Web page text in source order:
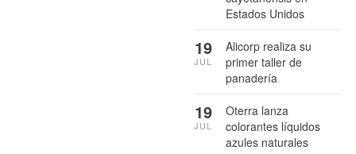
Estados Unidos
Alicorp realiza su
primer taller de
panadería
19
JUL
Oterra lanza
colorantes líquidos
azules naturales
19
JUL